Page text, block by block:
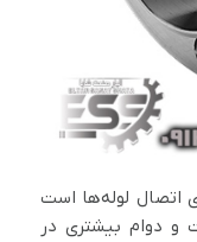
اتصال لوله‌ها است
و دوام بیشتری در